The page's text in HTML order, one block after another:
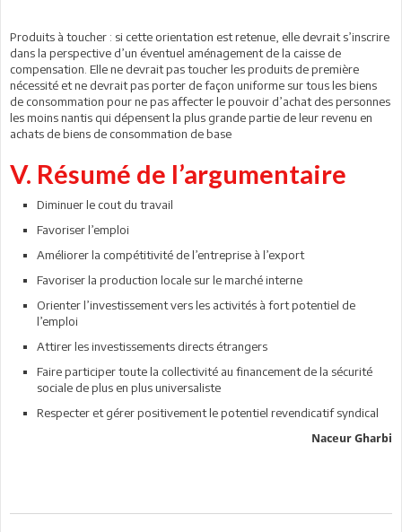
Produits à toucher : si cette orientation est retenue, elle devrait s’inscrire
dans la perspective d’un éventuel aménagement de la caisse de
compensation. Elle ne devrait pas toucher les produits de première
nécessité et ne devrait pas porter de façon uniforme sur tous les biens
de consommation pour ne pas affecter le pouvoir d’achat des personnes
les moins nantis qui dépensent la plus grande partie de leur revenu en
achats de biens de consommation de base
V. Résumé de l’argumentaire
Diminuer le cout du travail
Favoriser l’emploi
Améliorer la compétitivité de l’entreprise à l’export
Favoriser la production locale sur le marché interne
Orienter l’investissement vers les activités à fort potentiel de
l’emploi
Attirer les investissements directs étrangers
Faire participer toute la collectivité au financement de la sécurité
sociale de plus en plus universaliste
Respecter et gérer positivement le potentiel revendicatif syndical
Naceur Gharbi